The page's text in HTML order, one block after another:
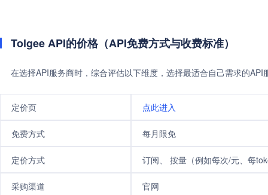
Tolgee API的价格（API免费方式与收费标准）
在选择API服务商时，综合评估以下维度，选择最适合自己需求的
定价页 点此进入
免费方式 每月限免
定价方式 订阅、 按量（例如每次/元、每
采购渠道 官网